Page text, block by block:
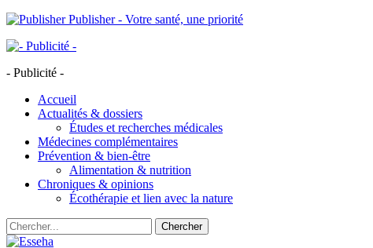
Publisher - Votre santé, une priorité
- Publicité -
Accueil
Actualités & dossiers
Études et recherches médicales
Médecines complémentaires
Prévention & bien-être
Alimentation & nutrition
Chroniques & opinions
Écothérapie et lien avec la nature